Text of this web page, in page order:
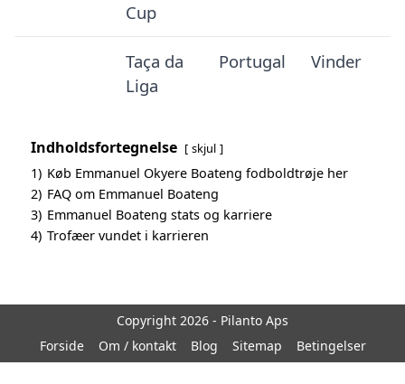
Cup
Taça da
Liga
Portugal Vinder
Indholdsfortegnelse skjul
1) Køb Emmanuel Okyere Boateng fodboldtrøje her
2) FAQ om Emmanuel Boateng
3) Emmanuel Boateng stats og karriere
4) Trofæer vundet i karrieren
Copyright 2026 - Pilanto Aps
Forside
Om / kontakt Blog Sitemap Betingelser